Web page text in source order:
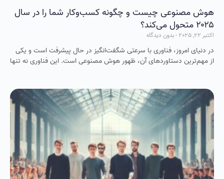
هوش مصنوعی چیست و چگونه کسب‌وکار شما را در سال
۲۰۲۵ متحول می‌کند؟
اکتبر 22, 2025 بدون دیدگاه
در دنیای امروز، فناوری با سرعتی شگفت‌انگیز در حال پیشرفت است و یکی
از مهم‌ترین دستاوردهای آن، ظهور هوش مصنوعی است. این فناوری نه‌ تنها